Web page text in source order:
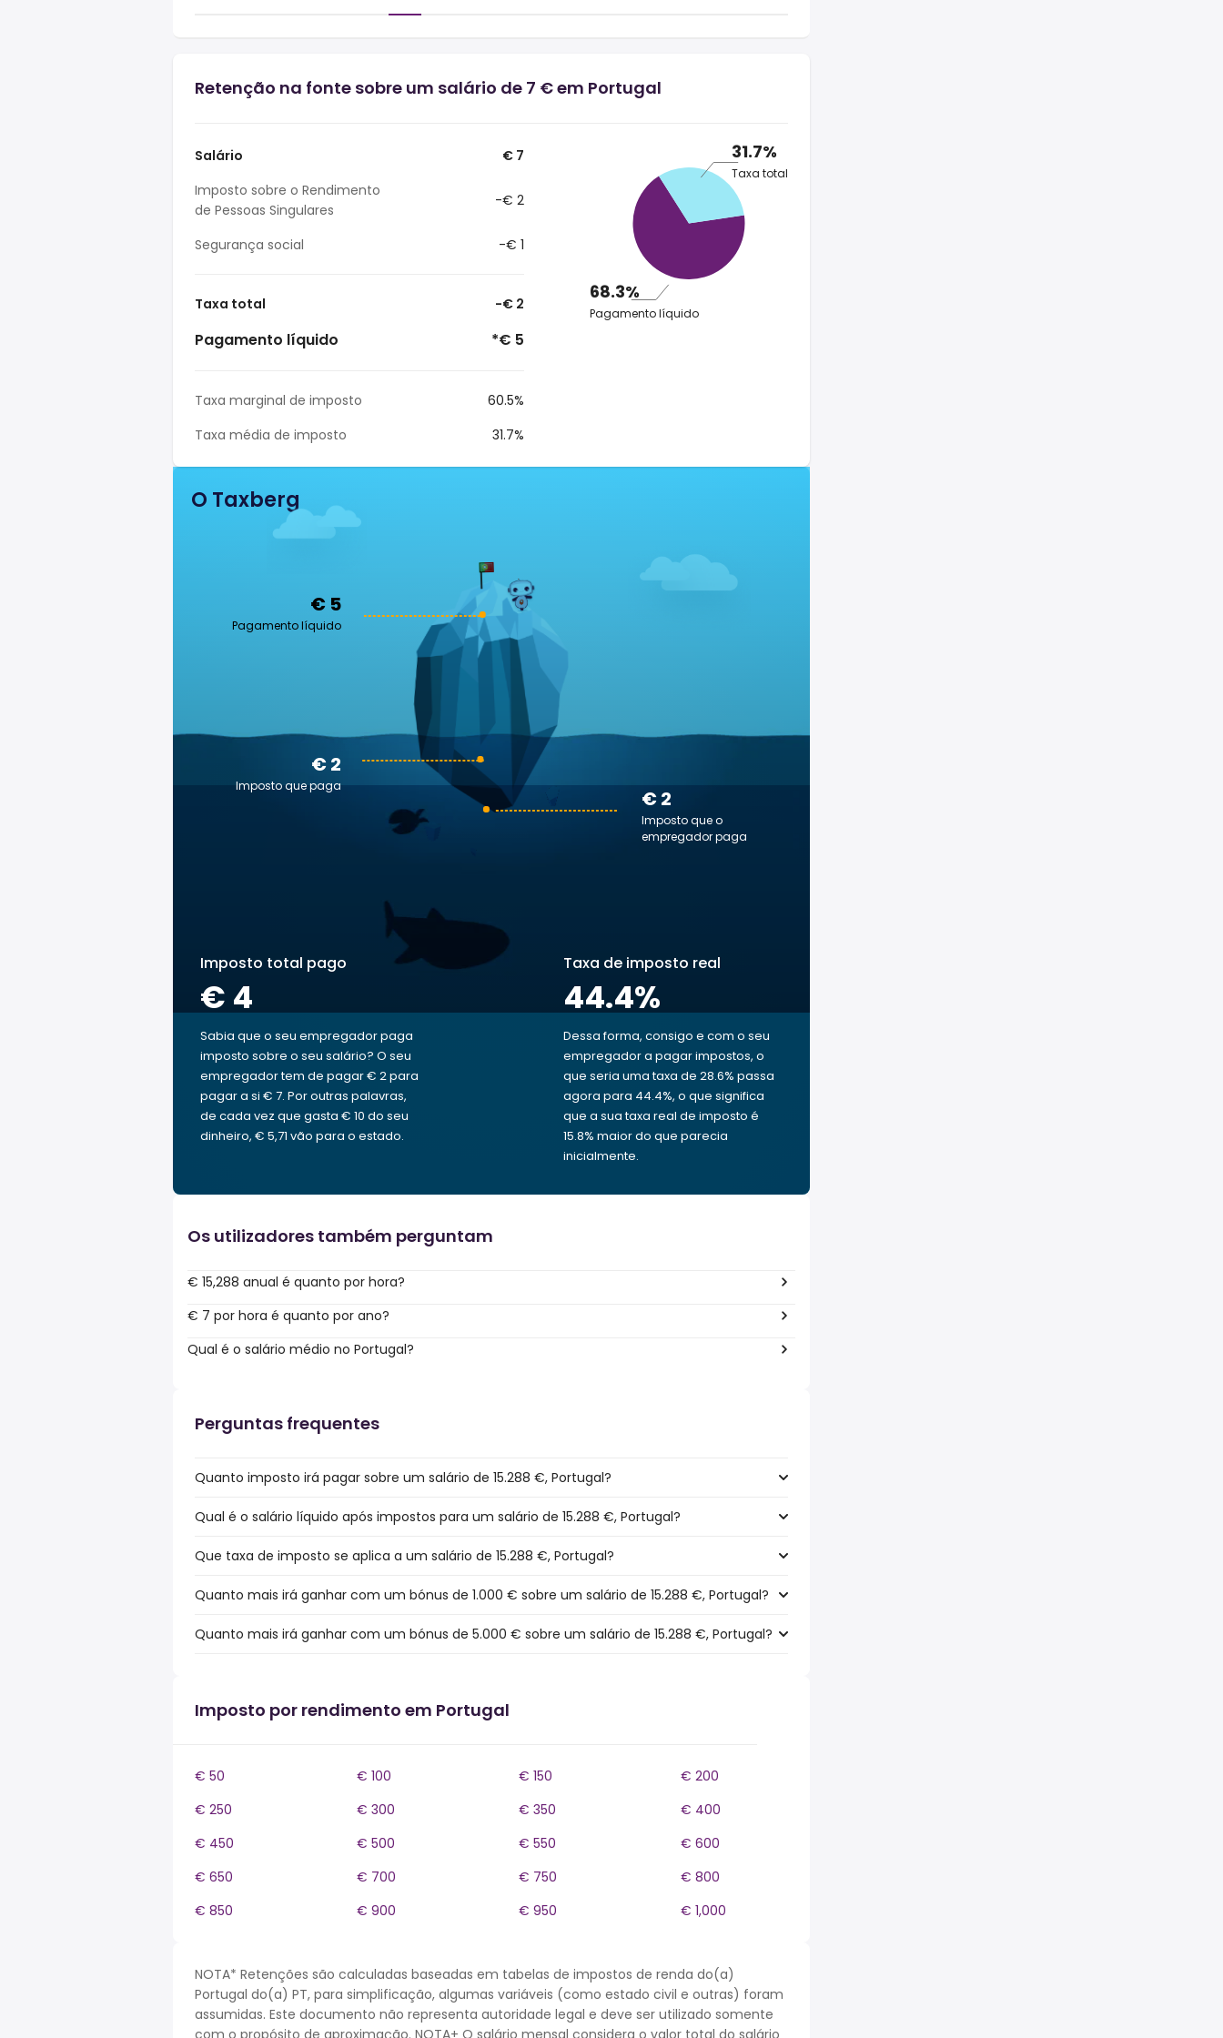
Retenção na fonte sobre um salário de 7 € em Portugal
Salário
€ 7
Imposto sobre o Rendimento
de Pessoas Singulares
-€ 2
Segurança social -€ 1
Taxa total -€ 2
Pagamento líquido *€ 5
Taxa marginal de imposto
60.5%
Taxa média de imposto
31.7%
31.7%
Taxa total
68.3%
Pagamento líquido
O Taxberg
€ 5
Pagamento líquido
€ 2
Imposto que o
empregador paga
€ 2
Imposto que paga
Imposto total pago
€ 4
Sabia que o seu empregador paga
imposto sobre o seu salário? O seu
empregador tem de pagar € 2 para
pagar a si € 7. Por outras palavras,
de cada vez que gasta € 10 do seu
dinheiro, € 5,71 vão para o estado.
Taxa de imposto real
44.4%
Dessa forma, consigo e com o seu
empregador a pagar impostos, o
que seria uma taxa de 28.6% passa
agora para 44.4%, o que significa
que a sua taxa real de imposto é
15.8% maior do que parecia
inicialmente.
Os utilizadores também perguntam
€ 15,288 anual é quanto por hora?
€ 7 por hora é quanto por ano?
Qual é o salário médio no Portugal?
Perguntas frequentes
Quanto imposto irá pagar sobre um salário de 15.288 €, Portugal?
Qual é o salário líquido após impostos para um salário de 15.288 €, Portugal?
Que taxa de imposto se aplica a um salário de 15.288 €, Portugal?
Quanto mais irá ganhar com um bónus de 1.000 € sobre um salário de 15.288 €, Portugal?
Quanto mais irá ganhar com um bónus de 5.000 € sobre um salário de 15.288 €, Portugal?
Imposto por rendimento em Portugal
€ 50 € 100 € 150
€ 200
€ 250
€ 300 € 350
€ 400
€ 450
€ 500 € 550
€ 600
€ 650
€ 700 € 750
€ 800
€ 850
€ 900 € 950 € 1,000
NOTA* Retenções são calculadas baseadas em tabelas de impostos de renda do(a)
Portugal do(a) PT, para simplificação, algumas variáveis (como estado civil e outras) foram
assumidas. Este documento não representa autoridade legal e deve ser utilizado somente
com o propósito de aproximação. NOTA+ O salário mensal considera o valor total do salário